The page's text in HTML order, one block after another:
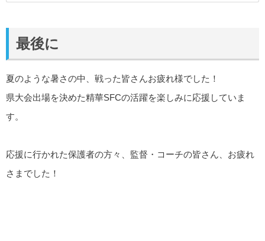
最後に
夏のような暑さの中、戦った皆さんお疲れ様でした！
県大会出場を決めた精華SFCの活躍を楽しみに応援していま
す。
応援に行かれた保護者の方々、監督・コーチの皆さん、お疲れ
さまでした！